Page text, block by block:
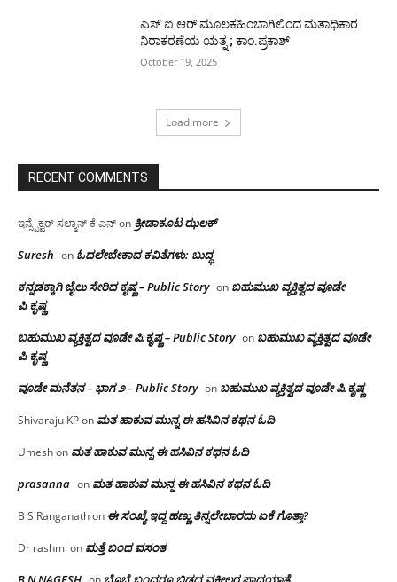
ಎಸ್ ಐ ಆರ್ ಮೂಲಕಹಿಂಬಾಗಿಲಿಂದ ಮತಾಧಿಕಾರ
ನಿರಾಕರಣೆಯ ಯತ್ನ ; ಕಾಂ.ಪ್ರಕಾಶ್
October 19, 2025
Load more
RECENT COMMENTS
ಇನ್ಸ್ಪೆಕ್ಟರ್ ಸಲ್ಮಾನ್ ಕೆ ಎನ್on ಕ್ರೀಡಾಕೂಟ ಝಲಕ್
Suresh on ಓದಲೇಬೇಕಾದ‌ ಕವಿತೆಗಳು: ಬುದ್ಧ
ಕನ್ನಡಕ್ಕಾಗಿ ಜೈಲು ಸೇರಿದ ಕೃಷ್ಣ – Public Story on ಬಹುಮುಖ ವ್ಯಕ್ತಿತ್ವದ ವೂಡೇ
ಪಿ.ಕೃಷ್ಣ
ಬಹುಮುಖ ವ್ಯಕ್ತಿತ್ವದ ವೂಡೇ ಪಿ.ಕೃಷ್ಣ – Public Story on ಬಹುಮುಖ ವ್ಯಕ್ತಿತ್ವದ ವೂಡೇ
ಪಿ.ಕೃಷ್ಣ
ವೂಡೇ ಮನೆತನ – ಭಾಗ ೨ – Public Story on ಬಹುಮುಖ ವ್ಯಕ್ತಿತ್ವದ ವೂಡೇ ಪಿ.ಕೃಷ್ಣ
Shivaraju KPon ಮತ ಹಾಕುವ ಮುನ್ನ ಈ ಹಸಿವಿನ ಕಥನ ಓದಿ
Umeshon ಮತ ಹಾಕುವ ಮುನ್ನ ಈ ಹಸಿವಿನ ಕಥನ ಓದಿ
prasanna on ಮತ ಹಾಕುವ ಮುನ್ನ ಈ ಹಸಿವಿನ ಕಥನ ಓದಿ
B S Ranganathon ಈ ಸಂಖ್ಯೆ ಇದ್ದ ಹಣ್ಣು ತಿನ್ನಲೇಬಾರದು ಏಕೆ ಗೊತ್ತಾ?
Dr rashmi on ಮತ್ತೆ ಬಂದ ವಸಂತ